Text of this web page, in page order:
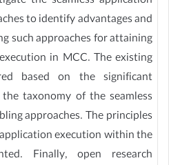
to identify advantages and
such approaches for attaining
in MCC. The existing
based on the significant
taxonomy of the seamless
approaches. The principles
execution within the
Finally, open research